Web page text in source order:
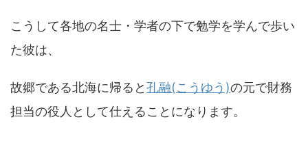
こうして各地の名士・学者の下で勉学を学んで歩い
た彼は、
故郷である北海に帰ると孔融(こうゆう)の元で財務
担当の役人として仕えることになります。